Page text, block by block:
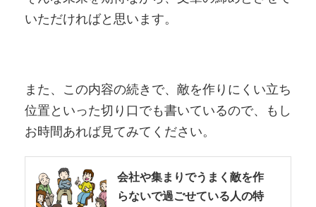
いただければと思います。
また、この内容の続きで、敵を作りにくい立ち
位置といった切り口でも書いているので、もし
お時間あれば見てみてください。
会社や集まりでうまく敵を作
らないで過ごせている人の特